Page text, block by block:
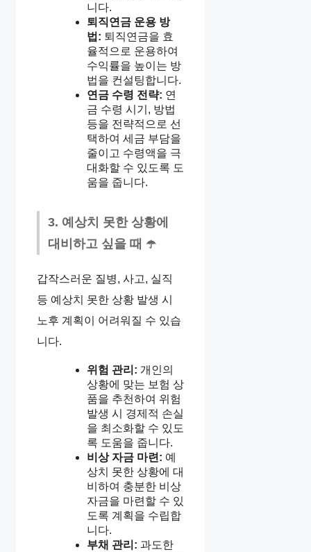
니다.
퇴직연금 운용 방
법: 퇴직연금을 효
율적으로 운용하여
수익률을 높이는 방
법을 컨설팅합니다.
연금 수령 전략: 연
금 수령 시기, 방법
등을 전략적으로 선
택하여 세금 부담을
줄이고 수령액을 극
대화할 수 있도록 도
움을 줍니다.
3. 예상치 못한 상황에
대비하고 싶을 때 ☂️
갑작스러운 질병, 사고, 실직
등 예상치 못한 상황 발생 시
노후 계획이 어려워질 수 있습
니다.
위험 관리: 개인의
상황에 맞는 보험 상
품을 추천하여 위험
발생 시 경제적 손실
을 최소화할 수 있도
록 도움을 줍니다.
비상 자금 마련: 예
상치 못한 상황에 대
비하여 충분한 비상
자금을 마련할 수 있
도록 계획을 수립합
니다.
부채 관리: 과도한